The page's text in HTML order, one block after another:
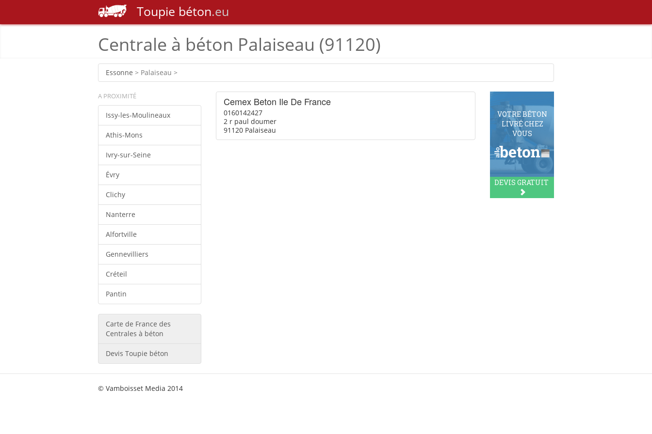
Toupie béton.eu
Centrale à béton Palaiseau (91120)
Essonne > Palaiseau >
A PROXIMITÉ
Issy-les-Moulineaux
Athis-Mons
Ivry-sur-Seine
Évry
Clichy
Nanterre
Alfortville
Gennevilliers
Créteil
Pantin
Carte de France des
Centrales à béton
Devis Toupie béton
Cemex Beton Ile De France
0160142427
2 r paul doumer
91120 Palaiseau
VOTRE BÉTON
LIVRÉ CHEZ
VOUS
DEVIS GRATUIT
© Vamboisset Media 2014